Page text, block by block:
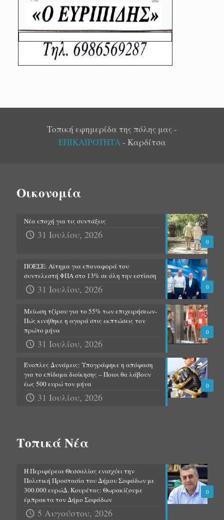
Τοπική εφημερίδα της πόλης μας -
ΕΠΙΚΑΙΡΟΤΗΤΑ- Καρδίτσα
Οικονομία
0
Νέα εποχή για τις συντάξεις
31 Ιουλίου, 2026
0
ΠΟΕΣΕ: Αίτημα για επαναφορά του
συντελεστή ΦΠΑ στο 13% σε όλη την εστίαση
31 Ιουλίου, 2026
0
Μείωση τζίρου για το 55% των επιχειρήσεων-
Πώς κινήθηκε η αγορά στις εκπτώσεις τον
πρώτο μήνα
31 Ιουλίου, 2026
0
Ένοπλες Δυνάμεις: Υπογράφηκε η απόφαση
για το επίδομα διοίκησης – Ποιοι θα λάβουν
έως 500 ευρώ τον μήνα
31 Ιουλίου, 2026
Τοπικά Νέα
0
Η Περιφέρεια Θεσσαλίας ενισχύει την
Πολιτική Προστασία του Δήμου Σοφάδων με
300.000 ευρώΔ. Κουρέτας: Θωρακίζουμε
έμπρακτα τον Δήμο Σοφάδων
5 Αυγούστου, 2026